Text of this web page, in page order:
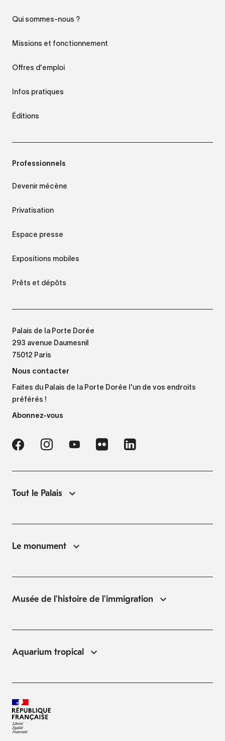
Qui sommes-nous ?
Missions et fonctionnement
Offres d'emploi
Infos pratiques
Éditions
Professionnels
Devenir mécène
Privatisation
Espace presse
Expositions mobiles
Prêts et dépôts
Palais de la Porte Dorée
293 avenue Daumesnil
75012 Paris
Nous contacter
Faites du Palais de la Porte Dorée l'un de vos endroits
préférés !
Abonnez-vous
Tout le Palais
Le monument
Musée de l'histoire de l'immigration
Aquarium tropical